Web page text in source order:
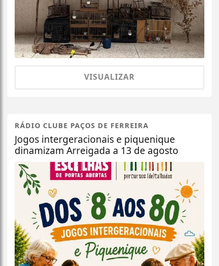
VISUALIZAR
RÁDIO CLUBE PAÇOS DE FERREIRA
Jogos intergeracionais e piquenique
dinamizam Arreigada a 13 de agosto